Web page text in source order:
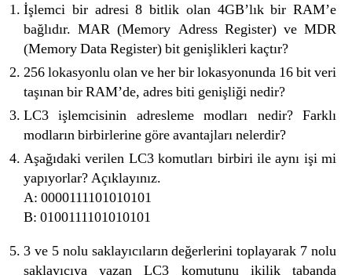
İşlemci bir adresi 8 bitlik olan 4GB’lık bir RAM’e
bağlıdır. MAR (Memory Adress Register) ve MDR
(Memory Data Register) bit genişlikleri kaçtır?
256 lokasyonlu olan ve her bir lokasyonunda 16 bit veri
taşınan bir RAM’de, adres biti genişliği nedir?
LC3 işlemcisinin adresleme modları nedir? Farklı
modların birbirlerine göre avantajları nelerdir?
Aşağıdaki verilen LC3 komutları birbiri ile aynı işi mi
yapıyorlar? Açıklayınız.
A: 0000111101010101
B: 0100111101010101
3 ve 5 nolu saklayıcıların değerlerini toplayarak 7 nolu
saklayıcıya yazan LC3 komutunu ikilik tabanda